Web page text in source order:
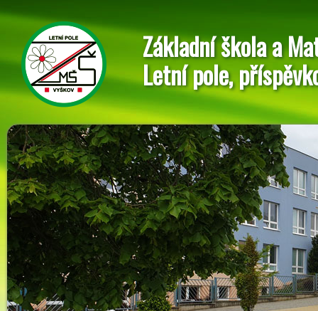
Základní škola a
Letní pole,